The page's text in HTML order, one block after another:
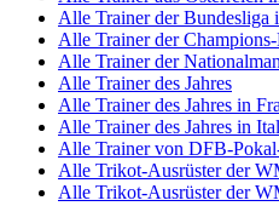
Alle Trainer der Bundesliga
Alle Trainer der
Alle Trainer der
Alle Trainer des Jahres
Alle Trainer des Jahres in
Alle Trainer des Jahres in
Alle Trainer von DFB-
Alle Trikot-Ausrüster der
Alle Trikot-Ausrüster der